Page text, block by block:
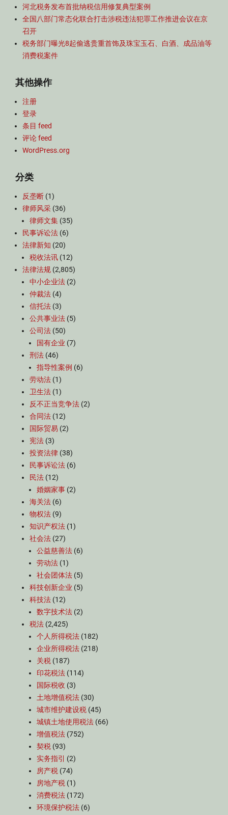
河北税务发布首批纳税信用修复典型案例
全国八部门常态化联合打击涉税违法犯罪工作推进会议在京
召开
税务部门曝光8起偷逃贵重首饰及珠宝玉石、白酒、成品油等
消费税案件
其他操作
注册
登录
条目 feed
评论 feed
WordPress.org
分类
反垄断 (1)
律师风采 (36)
律师文集 (35)
民事诉讼法 (6)
法律新知 (20)
税收法讯 (12)
法律法规 (2,805)
中小企业法 (2)
仲裁法 (4)
信托法 (3)
公共事业法 (5)
公司法 (50)
国有企业 (7)
刑法 (46)
指导性案例 (6)
劳动法 (1)
卫生法 (1)
反不正当竞争法 (2)
合同法 (12)
国际贸易 (2)
宪法 (3)
投资法律 (38)
民事诉讼法 (6)
民法 (12)
婚姻家事 (2)
海关法 (6)
物权法 (9)
知识产权法 (1)
社会法 (27)
公益慈善法 (6)
劳动法 (1)
社会团体法 (5)
科技创新企业 (5)
科技法 (12)
数字技术法 (2)
税法 (2,425)
个人所得税法 (182)
企业所得税法 (218)
关税 (187)
印花税法 (114)
国际税收 (3)
土地增值税法 (30)
城市维护建设税 (45)
城镇土地使用税法 (66)
增值税法 (752)
契税 (93)
实务指引
(2)
房产税 (74)
房地产税 (1)
消费税法 (172)
环境保护税法 (6)